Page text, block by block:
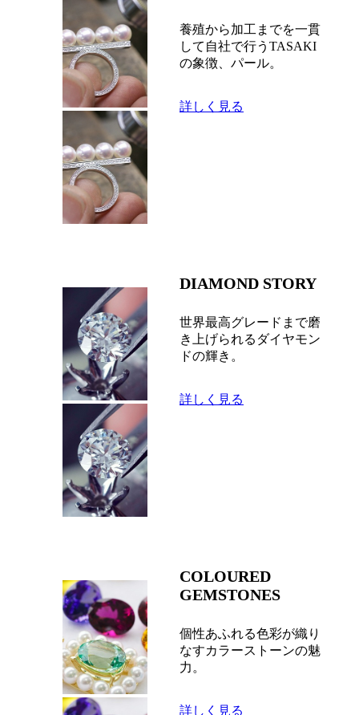
養殖から加工までを一貫
して自社で行うTASAKI
の象徴、パール。
詳しく見る
DIAMOND STORY
世界最高グレードまで磨
き上げられるダイヤモン
ドの輝き。
詳しく見る
COLOURED
GEMSTONES
個性あふれる色彩が織り
なすカラーストーンの魅
力。
詳しく見る